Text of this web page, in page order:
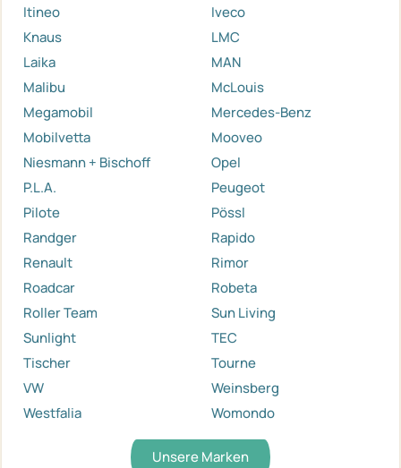
Itineo
Iveco
Knaus
LMC
Laika
MAN
Malibu
McLouis
Megamobil
Mercedes-Benz
Mobilvetta
Mooveo
Niesmann + Bischoff
Opel
P.L.A.
Peugeot
Pilote
Pössl
Randger
Rapido
Renault
Rimor
Roadcar
Robeta
Roller Team
Sun Living
Sunlight
TEC
Tischer
Tourne
VW
Weinsberg
Westfalia
Womondo
Unsere Marken